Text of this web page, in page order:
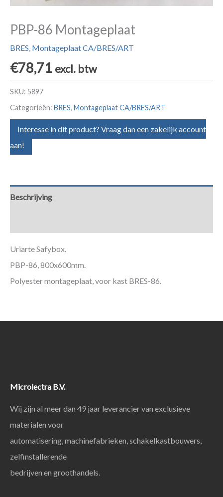
PBP-86 Montageplaat
BRES, Montageplaat CA/BRES/ART
€78,71 excl. btw
SKU: 5897
Categorieën: BRES, Montageplaat CA/BRES/ART
Interesse in dit product? Vraag dan een zakelijk account
aan!
Beschrijving
Uriarte Safybox.
PBP-86, 800x600mm.
Polyester montageplaat, voor kast BRES-86.
Microlectra B.V.
Wij zijn al meer dan 49 jaar leverancier van exclusieve
materialen voor
automatisering, machinefabrieken, schakelkastbouwers,
zelfinstallerende
bedrijven en groothandels.